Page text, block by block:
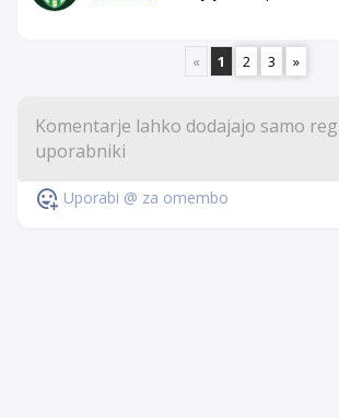
« 1 2 3 »
Uporabi @ za omembo